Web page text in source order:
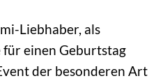
Liebhaber, als
einen Geburtstag
der besonderen Art